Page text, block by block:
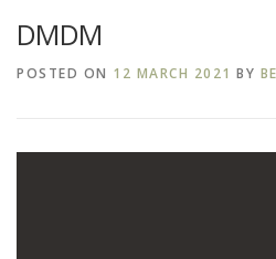
ME CONTACTER DANS LA
DMDM
POSTED ON 12 MARCH 2021 BY